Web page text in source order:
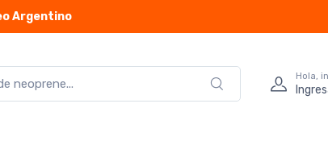
Argentino
Hola,